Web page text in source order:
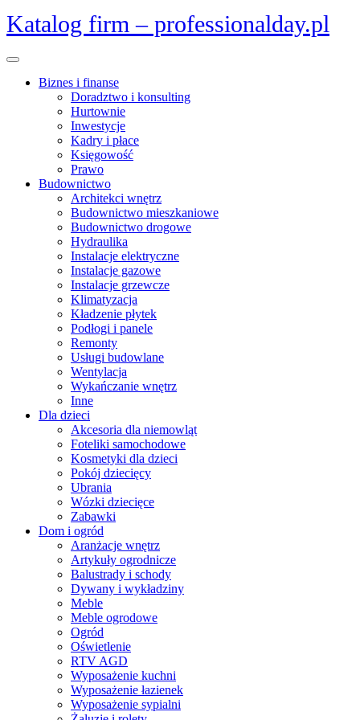
Skip
to
Katalog firm – professionalday.pl
Open
Biznes i finanse
Doradztwo i konsulting
Hurtownie
Inwestycje
Kadry i płace
Księgowość
Prawo
Budownictwo
Architekci wnętrz
Budownictwo mieszkaniowe
Budownictwo drogowe
Hydraulika
Instalacje elektryczne
Instalacje gazowe
Instalacje grzewcze
Klimatyzacja
Kładzenie płytek
Podłogi i panele
Remonty
Usługi budowlane
Wentylacja
Wykańczanie wnętrz
Inne
Dla dzieci
Akcesoria dla niemowląt
Foteliki samochodowe
Kosmetyki dla dzieci
Pokój dziecięcy
Ubrania
Wózki dziecięce
Zabawki
Dom i ogród
Aranżacje wnętrz
Artykuły ogrodnicze
Balustrady i schody
Dywany i wykładziny
Meble
Meble ogrodowe
Ogród
Oświetlenie
RTV AGD
Wyposażenie kuchni
Wyposażenie łazienek
Wyposażenie sypialni